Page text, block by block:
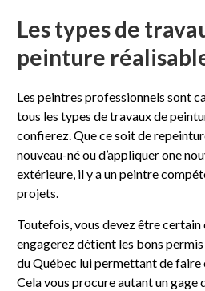
Les types de
peinture
Les peintres professionnels sont
tous les types de travaux de
confierez. Que ce soit de
nouveau-né ou d’appliquer one
extérieure, il y a un peintre
projets.
Toutefois, vous devez être certain
engagerez détient les bons
du Québec lui permettant de faire
Cela vous procure autant un gage